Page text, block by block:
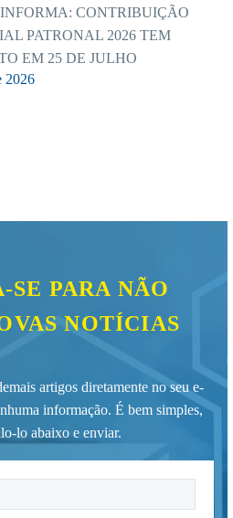
CONTRIBUIÇÃO
PATRONAL 2026 TEM
EM 25 DE JULHO
2026
SE PARA NÃO
NOTÍCIAS
artigos diretamente no seu e-
informação. É bem simples,
lo abaixo e enviar.